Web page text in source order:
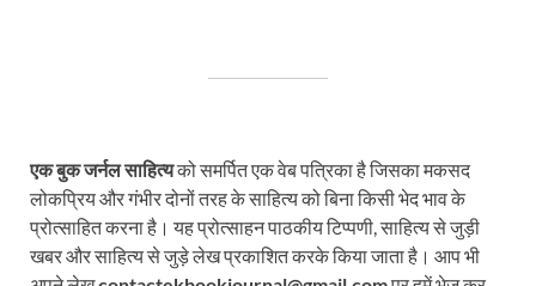
एक बुक जर्नल साहित्यको समर्पित एक वेब पत्रिका है जिसका मकसद
लोकप्रिय और गंभीर दोनों तरह के साहित्य को बिना किसी भेद भाव के
प्रोत्साहित करना है। यह प्रोत्साहन पाठकीय टिप्पणी, साहित्य से जुड़ी
खबर और साहित्य से जुड़े लेख प्रकाशित करके किया जाता है। आप भी